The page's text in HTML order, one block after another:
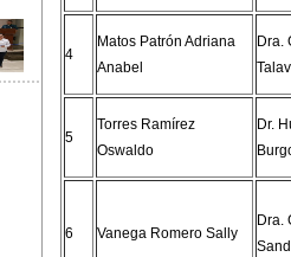
4
Matos Patrón Adriana
Anabel
Dra.
5
Torres Ramírez
Oswaldo
Dr.
6 Vanega Romero Sally
Dra.